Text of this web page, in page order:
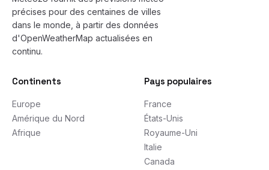
précises pour des centaines de villes
dans le monde, à partir des données
d'OpenWeatherMap actualisées en
continu.
Continents
Europe
Amérique du Nord
Afrique
Pays populaires
France
États-Unis
Royaume-Uni
Italie
Canada